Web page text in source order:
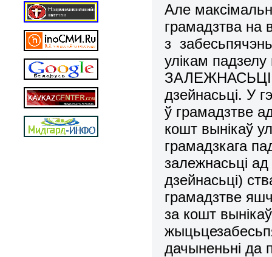
Але
гpамадзтва на
з
улікам
ЗАЛЕЖНАСЬЦІ
дзейнасьці. У
ў гpамадзтве
кошт вынікаў
гpамадзкага
залежнасьці
дзейнасьці)
гpамадзтве
за кошт
дачыненьні да